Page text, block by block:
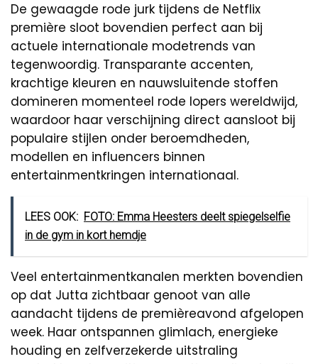
De gewaagde rode jurk tijdens de Netflix
première sloot bovendien perfect aan bij
actuele internationale modetrends van
tegenwoordig. Transparante accenten,
krachtige kleuren en nauwsluitende stoffen
domineren momenteel rode lopers wereldwijd,
waardoor haar verschijning direct aansloot bij
populaire stijlen onder beroemdheden,
modellen en influencers binnen
entertainmentkringen internationaal.
LEES OOK: FOTO: Emma Heesters deelt spiegelselfie
in de gym in kort hemdje
Veel entertainmentkanalen merkten bovendien
op dat Jutta zichtbaar genoot van alle
aandacht tijdens de premièreavond afgelopen
week. Haar ontspannen glimlach, energieke
houding en zelfverzekerde uitstraling